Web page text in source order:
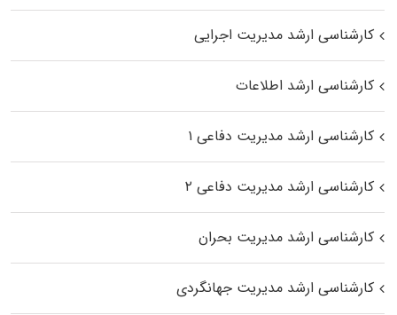
کارشناسی ارشد مدیریت اجرایی
کارشناسی ارشد اطلاعات
کارشناسی ارشد مدیریت دفاعی ۱
کارشناسی ارشد مدیریت دفاعی ۲
کارشناسی ارشد مدیریت بحران
کارشناسی ارشد مدیریت جهانگردی